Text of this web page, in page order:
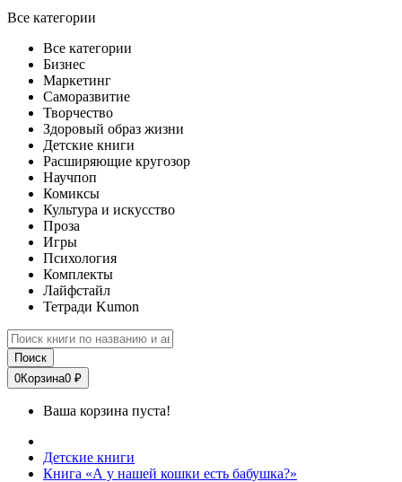
Все категории
Все категории
Бизнес
Маркетинг
Саморазвитие
Творчество
Здоровый образ жизни
Детские книги
Расширяющие кругозор
Научпоп
Комиксы
Культура и искусство
Проза
Игры
Психология
Комплекты
Лайфстайл
Тетради Kumon
Поиск
0Корзина0 ₽
Ваша корзина пуста!
Детские книги
Книга «А у нашей кошки есть бабушка?»